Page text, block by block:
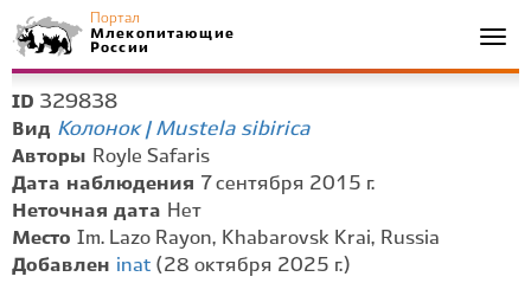
Портал
Млекопитающие
России
ID 329838
Вид Колонок | Mustela sibirica
Авторы Royle Safaris
Дата наблюдения 7 сентября 2015 г.
Неточная дата Нет
Место Im. Lazo Rayon, Khabarovsk Krai, Russia
Добавлен inat (28 октября 2025 г.)